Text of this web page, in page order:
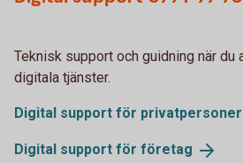
Teknisk support och guidning när du
digitala tjänster.
Digital support för privatpersoner
Digital support för företag